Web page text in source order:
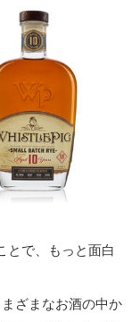
とで、もっと面白
ざまなお酒の中か